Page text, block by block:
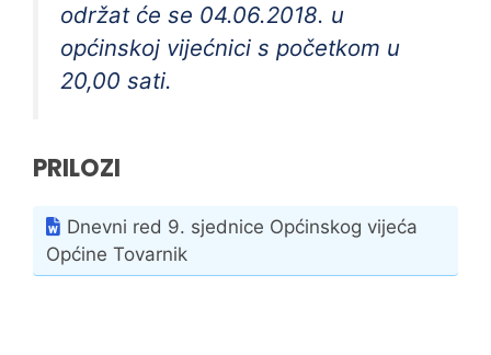
održat će se 04.06.2018. u
općinskoj vijećnici s početkom u
20,00 sati.
PRILOZI
Dnevni red 9. sjednice Općinskog vijeća
Općine Tovarnik